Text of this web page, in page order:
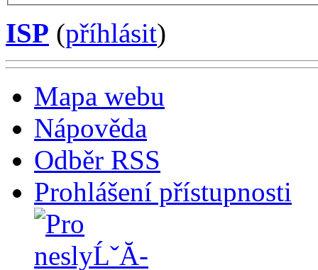
ISP (příhlásit)
Mapa webu
Nápověda
Odběr RSS
Prohlášení přístupnosti